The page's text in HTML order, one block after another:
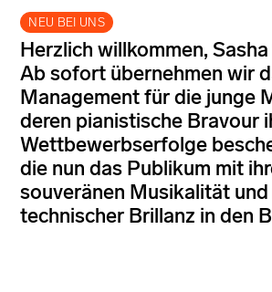
NEU BEI UNS
Herzlich willkommen,
Ab sofort übernehmen wir
Management für die junge
deren pianistische Bravour
Wettbewerbserfolge
die nun das Publikum mit
souveränen Musikalität
technischer Brillanz in den